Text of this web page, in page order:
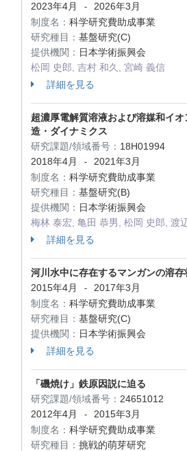
2023年4月
-
2026年3月
制度名： 科学研究費助成事業
研究種目： 基盤研究(C)
提供機関： 日本学術振興会
松岡 史郎, 吉村 和久, 宮崎 義信
詳細を見る
超濃厚電解質溶液および溶媒和イ
造・ダイナミクス
研究課題/領域番号： 18H01994
2018年4月
-
2021年3月
制度名： 科学研究費助成事業
研究種目： 基盤研究(B)
提供機関： 日本学術振興会
梅林 泰宏, 亀田 恭男, 松岡 史郎, 渡
詳細を見る
河川水中に存在するマンガンの溶存
2015年4月
-
2017年3月
制度名： 科学研究費助成事業
研究種目： 基盤研究(C)
提供機関： 日本学術振興会
詳細を見る
「磯焼け」鉄原因説に迫る
研究課題/領域番号： 24651012
2012年4月
-
2015年3月
制度名： 科学研究費助成事業
研究種目： 挑戦的萌芽研究